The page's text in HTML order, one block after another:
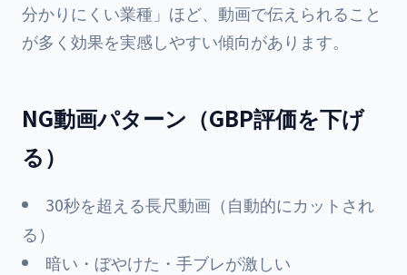
分かりにくい業種」ほど、動画で伝えられること
が多く効果を実感しやすい傾向があります。
NG動画パターン（GBP評価を下げ
る）
30秒を超える長尺動画（自動的にカットされ
る）
暗い・ぼやけた・手ブレが激しい